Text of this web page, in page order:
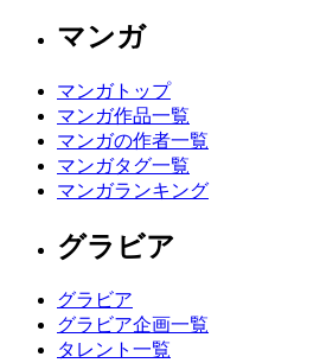
マンガ
マンガトップ
マンガ作品一覧
マンガの作者一覧
マンガタグ一覧
マンガランキング
グラビア
グラビア
グラビア企画一覧
タレント一覧